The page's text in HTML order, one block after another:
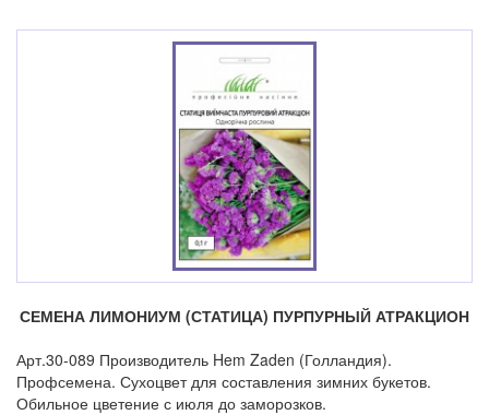
СЕМЕНА ЛИМОНИУМ (СТАТИЦА) ПУРПУРНЫЙ АТРАКЦИОН
Арт.30-089 Производитель Hem Zaden (Голландия).
Профсемена. Сухоцвет для составления зимних букетов.
Обильное цветение с июля до заморозков.